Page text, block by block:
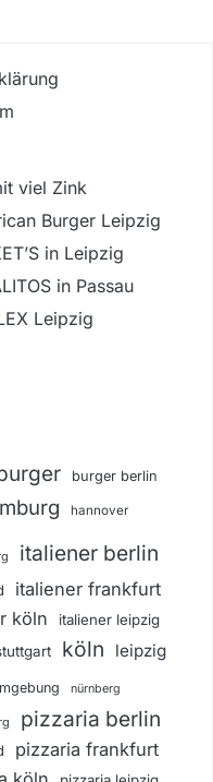
viel Zink
Burger Leipzig
in Leipzig
in Passau
Leipzig
burger berlin
hannover
italiener berlin
italiener frankfurt
köln italiener leipzig
köln leipzig
nürnberg
pizzaria berlin
pizzaria frankfurt